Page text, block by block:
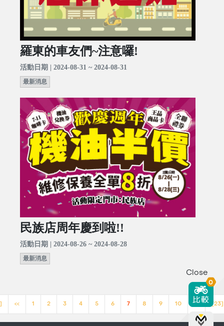
羅東的車友們~注意囉!
活動日期 | 2024-08-31 ~ 2024-08-31
最新消息
民族店周年慶到啦!!
活動日期 | 2024-08-26 ~ 2024-08-28
最新消息
<< 1 2 3 4 5 6 7 8 9 10 >> [23]
Close
0